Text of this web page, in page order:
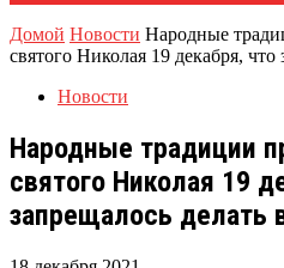
Домой Новости Народные
святого Николая 19 декабря, что
Новости
Народные традиции
святого Николая 19
запрещалось делать